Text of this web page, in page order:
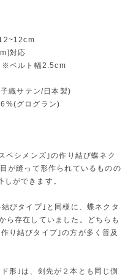
対応
ベルト幅2.5cm
織サテン/日本製)
グログラン)
シメンズ｣の作り結び蝶ネク
が縫って形作られているものの
ができます。
びタイプ｣と同様に、蝶ネクタ
ら存在していました。どちらも
り結びタイプ｣の方が多く普及
形｣は、剣先が２本とも同じ側